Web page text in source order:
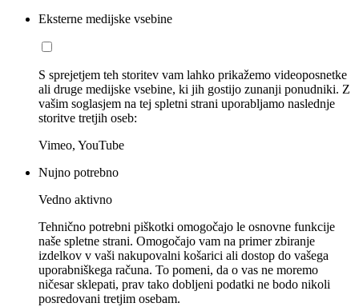
Eksterne medijske vsebine
S sprejetjem teh storitev vam lahko prikažemo videoposnetke
ali druge medijske vsebine, ki jih gostijo zunanji ponudniki. Z
vašim soglasjem na tej spletni strani uporabljamo naslednje
storitve tretjih oseb:
Vimeo, YouTube
Nujno potrebno
Vedno aktivno
Tehnično potrebni piškotki omogočajo le osnovne funkcije
naše spletne strani. Omogočajo vam na primer zbiranje
izdelkov v vaši nakupovalni košarici ali dostop do vašega
uporabniškega računa. To pomeni, da o vas ne moremo
ničesar sklepati, prav tako dobljeni podatki ne bodo nikoli
posredovani tretjim osebam.